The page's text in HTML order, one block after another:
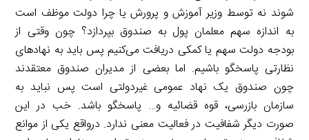
شوند نه توسط وزیر آموزش و پرورش یا چرا دولت موظف است
به اندازه سهم معلمان پول به صندوق بپردازد؟ چون وقتی از
بودجه دولت سهم یا کمکی دریافت می‌کنیم پس باید به نهادهای
نظارتی پاسخگو باشیم. اما بعضی از مدیران صندوق معتقدند
چون صندوق یک نهاد عمومی غیردولتی است پس نباید به
سازمان بازرسی، قوه قضائیه و… پاسخگو باشد. خب در این
صورت دیگر شفافیت در فعالیت معنی ندارد. درواقع یکی از موانع